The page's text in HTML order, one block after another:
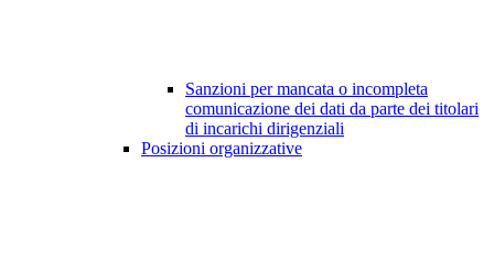
Sanzioni per mancata o incompleta
comunicazione dei dati da parte dei titolari
di incarichi dirigenziali
Posizioni organizzative